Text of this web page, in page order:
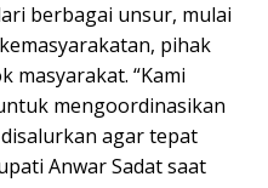
berbagai unsur, mulai
pihak
masyarakat. “Kami
mengoordinasikan
agar tepat
Anwar Sadat saat